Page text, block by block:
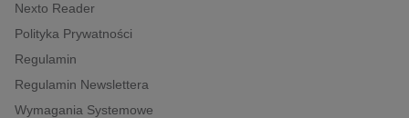
popularno-naukowe
historia
zdrowie
religie
Nexto Reader
Polityka Prywatności
Regulamin
Regulamin Newslettera
Wymagania Systemowe